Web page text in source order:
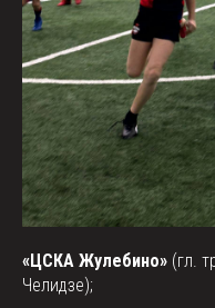
«ЦСКА Жулебино» (гл.
Челидзе);